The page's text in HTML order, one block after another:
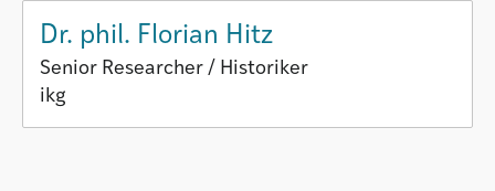
Dr. phil. Florian Hitz
Senior Researcher / Historiker
ikg